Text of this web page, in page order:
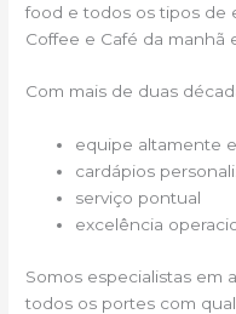
food e todos os tipos de
Coffee e Café da manhã
Com mais de duas
equipe altamente
cardápios
serviço pontual
excelência
Somos especialistas em
todos os portes com